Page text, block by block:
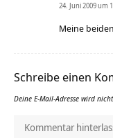
24. Juni 2009 um
Meine
Schreibe einen
Deine E-Mail-Adresse wird